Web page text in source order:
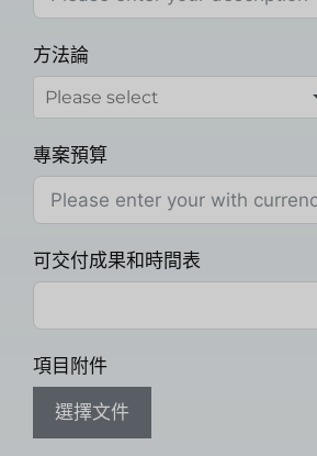
方法論
專案預算
可交付成果和時間表
項目附件
選擇文件